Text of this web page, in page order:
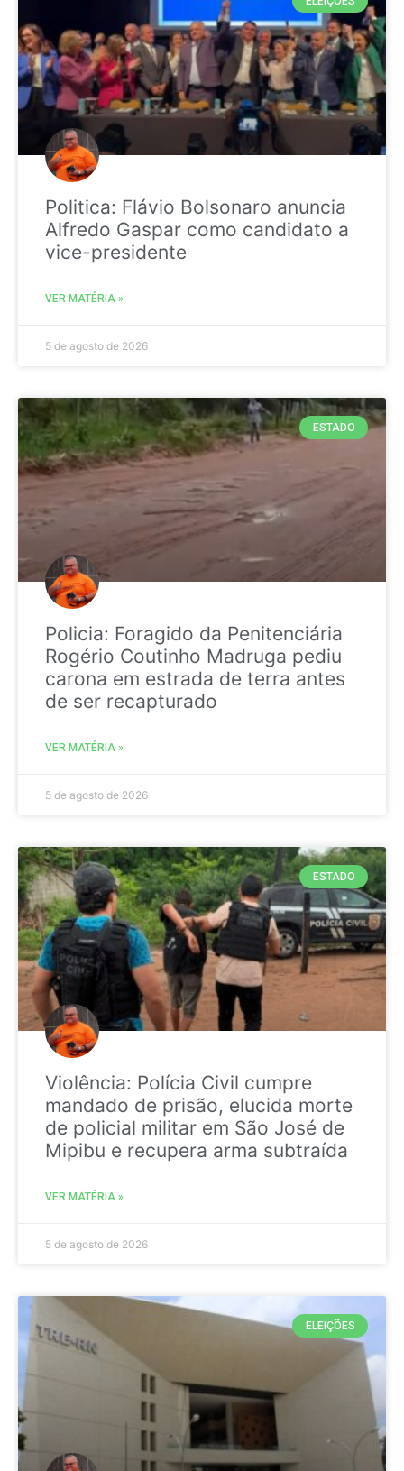
Politica: Flávio Bolsonaro anuncia
Alfredo Gaspar como candidato a
vice-presidente
VER MATÉRIA »
5 de agosto de 2026
ESTADO
Policia: Foragido da Penitenciária
Rogério Coutinho Madruga pediu
carona em estrada de terra antes
de ser recapturado
VER MATÉRIA »
5 de agosto de 2026
ESTADO
Violência: Polícia Civil cumpre
mandado de prisão, elucida morte
de policial militar em São José de
Mipibu e recupera arma subtraída
VER MATÉRIA »
5 de agosto de 2026
ELEIÇÕES